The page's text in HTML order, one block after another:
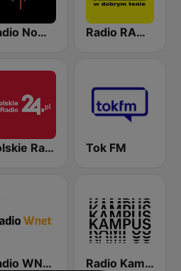
Radio Nowy Świat Radio RAM 89.8
Polskie Radio 24 Tok FM
Radio WNET Radio Kampus 97.1